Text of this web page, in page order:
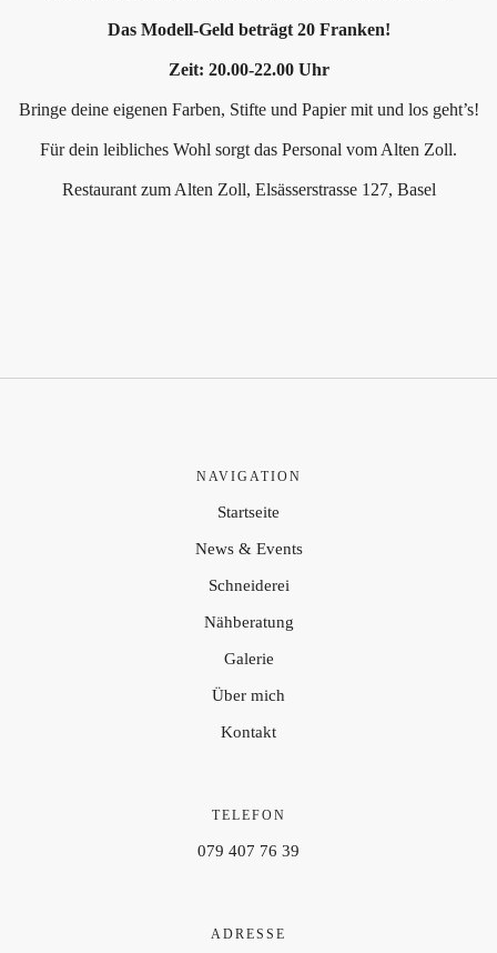
Das Modell-Geld beträgt 20 Franken!
Zeit: 20.00-22.00 Uhr
Bringe deine eigenen Farben, Stifte und Papier mit und los geht’s!
Für dein leibliches Wohl sorgt das Personal vom Alten Zoll.
Restaurant zum Alten Zoll, Elsässerstrasse 127, Basel
NAVIGATION
Startseite
News & Events
Schneiderei
Nähberatung
Galerie
Über mich
Kontakt
TELEFON
079 407 76 39
ADRESSE